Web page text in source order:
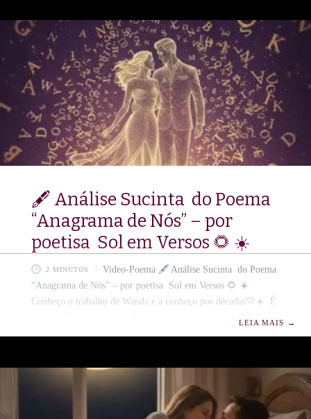
expressivas da atualidade, perpetuando o talento e a
sensibilidade em páginas de puro lirismo.📚💌 ​Convidamos
você a integrar esta seleta antologia, onde a palavra escrita
transcende fronteiras e se torna
🖋️ Análise Sucinta do Poema
“Anagrama de Nós” – por
poetisa Sol em Versos 🌻 ☀️
2 MINUTOS
Video-Poema 🖋️ Análise Sucinta do Poema
“Anagrama de Nós” – por poetisa Sol em Versos 🌻 ☀️
Conheço o trabalho de Wanda e a conheço por décadas💛☀️ É
um orgulho apreciar e analisar a arte poética com o jeitinho
declaração de amor para se tornar uma meta-linguagem da
paixão. A autora utiliza a terminologia da Literatura, da
Linguística e da Filologia como um
LEIA MAIS →